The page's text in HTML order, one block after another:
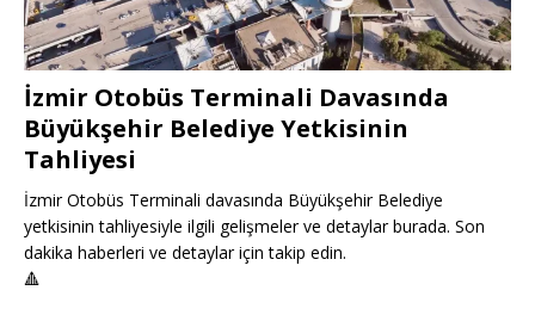
İzmir Otobüs Terminali Davasında
Büyükşehir Belediye Yetkisinin
Tahliyesi
İzmir Otobüs Terminali davasında Büyükşehir Belediye
yetkisinin tahliyesiyle ilgili gelişmeler ve detaylar burada. Son
dakika haberleri ve detaylar için takip edin.
🔺